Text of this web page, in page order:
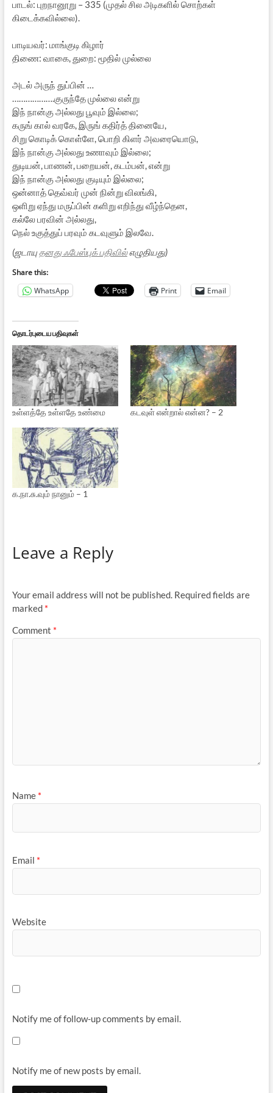
பாடல்: புறநானூறு – 335 (முதல் சில அடிகளில் சொற்கள்
கிடைக்கவில்லை).
பாடியவர்: மாங்குடி கிழார்
திணை: வாகை, துறை: மூதில் முல்லை
அடல் அருந் துப்பின் …
……………….குருந்தே முல்லை என்று
இந் நான்கு அல்லது பூவும் இல்லை;
கருங் கால் வரகே, இருங் கதிர்த் தினையே,
சிறு கொடிக் கொள்ளே, பொறி கிளர் அவரையொடு,
இந் நான்கு அல்லது உணாவும் இல்லை;
துடியன், பாணன், பறையன், கடம்பன், என்று
இந் நான்கு அல்லது குடியும் இல்லை;
ஒன்னாத் தெவ்வர் முன் நின்று விலங்கி,
ஒளிறு ஏந்து மருப்பின் களிறு எறிந்து வீழ்ந்தென,
கல்லே பரவின் அல்லது,
நெல் உகுத்துப் பரவும் கடவுளும் இலவே.
(ஜடாயுதனது ஃபேஸ்புக் பதிவில்எழுதியது)
Share this:
WhatsApp
Print Email
தொடர்புடைய பதிவுகள்
உள்ளத்தே உள்ளதே உண்மை கடவுள் என்றால் என்ன? – 2
க.நா.சு.வும் நானும் – 1
Leave a Reply
Your email address will not be published. Required fields are
marked *
Comment *
Name *
Email *
Website
Notify me of follow-up comments by email.
Notify me of new posts by email.